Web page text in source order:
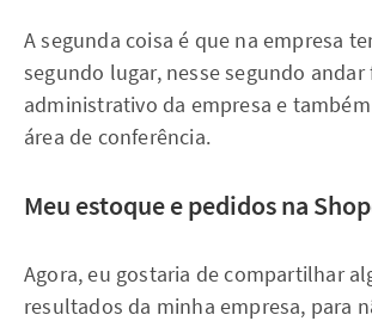
A segunda coisa é que na empresa
segundo lugar, nesse segundo andar
administrativo da empresa e
área de conferência.
Meu estoque e pedidos na
Agora, eu gostaria de compartilhar
resultados da minha empresa, para